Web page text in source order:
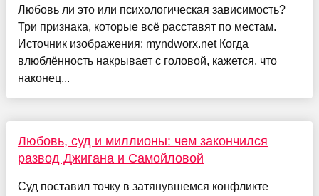
Любовь ли это или психологическая зависимость?
Три признака, которые всё расставят по местам.
Источник изображения: myndworx.net Когда
влюблённость накрывает с головой, кажется, что
наконец...
Любовь, суд и миллионы: чем закончился
развод Джигана и Самойловой
Суд поставил точку в затянувшемся конфликте